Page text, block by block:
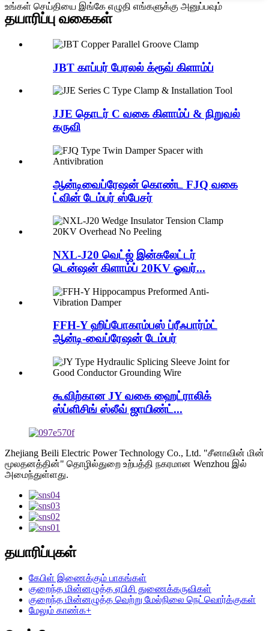
உங்கள் செய்தியை இங்கே எழுதி எங்களுக்கு அனுப்பவும்
தயாரிப்பு வகைகள்
JBT காப்பர் பேரலல் க்ரூவ் கிளாம்ப்
JJE தொடர் C வகை கிளாம்ப் & நிறுவல்
கருவி
ஆன்டிவைப்ரேஷன் கொண்ட FJQ வகை
ட்வின் டேம்பர் ஸ்பேசர்
NXL-J20 வெட்ஜ் இன்சுலேட்டர்
டென்ஷன் கிளாம்ப் 20KV ஓவர்...
FFH-Y ஹிப்போகாம்பஸ் ப்ரீஃபார்ம்ட்
ஆன்டி-வைப்ரேஷன் டேம்பர்
கூவிற்கான JY வகை ஹைட்ராலிக்
ஸ்ப்ளிசிங் ஸ்லீவ் ஜாயிண்ட்...
Zhejiang Beili Electric Power Technology Co., Ltd. "சீனாவின் மின்
மூலதனத்தின்" தொழில்துறை உற்பத்தி நகரமான Wenzhou இல்
அமைந்துள்ளது.
தயாரிப்புகள்
கேபிள் இணைக்கும் பாகங்கள்
குறைந்த மின்னழுத்த ஏபிசி துணைக்கருவிகள்
குறைந்த மின்னழுத்த வெற்று மேல்நிலை நெட்வொர்க்குகள்
மேலும் காண்க+